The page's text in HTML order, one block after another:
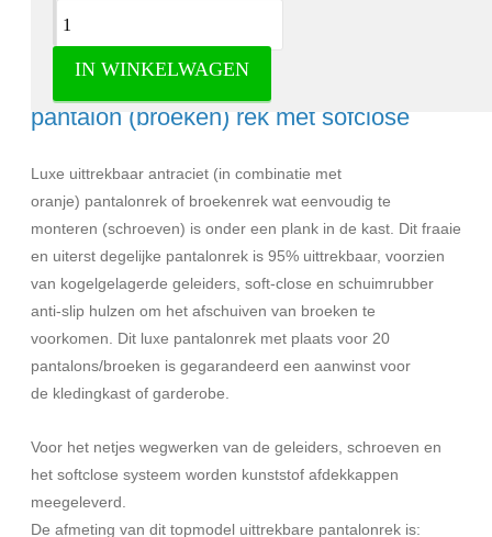
IN WINKELWAGEN
Omschrijving
Milano Luxurious uittrekbaar dubbel
pantalon (broeken) rek met sofclose
Luxe uittrekbaar antraciet (in combinatie met
oranje) pantalonrek of broekenrek wat eenvoudig te
monteren (schroeven) is onder een plank in de kast. Dit fraaie
en uiterst degelijke pantalonrek is 95% uittrekbaar, voorzien
van kogelgelagerde geleiders, soft-close en schuimrubber
anti-slip hulzen om het afschuiven van broeken te
voorkomen. Dit luxe pantalonrek met plaats voor 20
pantalons/broeken is gegarandeerd een aanwinst voor
de kledingkast of garderobe.
Voor het netjes wegwerken van de geleiders, schroeven en
het softclose systeem worden kunststof afdekkappen
meegeleverd.
De afmeting van dit topmodel uittrekbare pantalonrek is: